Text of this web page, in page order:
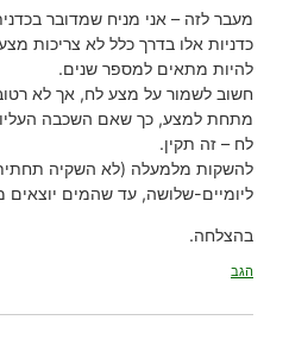
מעבר לזה – אני מניח שמדובר
כדניות אלו בדרך כלל לא צריכות
להיות מתאים למספר שנים.
חשוב לשמור על מצע לח, אך לא
מתחת למצע, כך שאם השכבה
לח – זה תקין.
להשקות מלמעלה (לא השקיה
ליומיים-שלושה, עד שהמים
בהצלחה.
הגב